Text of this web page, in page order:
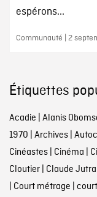
espérons...
Communauté | 2
Étiquettes
Acadie | Alanis
1970 | Archives|
Cinéastes| Cinéma |
Cloutier| Claude Jutra
| Court métrage |